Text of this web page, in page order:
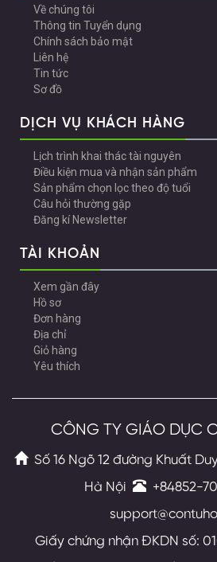
Về chúng tôi
Thông tin Tuyển dụng
Chính sách bảo mật
Liên hệ
Tin tức
Sơ đồ
DỊCH VỤ KHÁCH HÀNG
Lịch trình khai thác tài nguyên
Điều kiện mua và nhận sản phẩm
Sản phẩm chọn lọc theo độ tuổi
Câu hỏi thường gặp
Đăng kí Newsletter
TÀI KHOẢN
Xem gần đây
Hồ sơ
Đơn hàng
Địa chỉ
Giỏ hàng
Yêu thích
CÔNG TY GIÁO DỤC
Số 16 Ngõ 12 đường Khuất
Hà Nội
+84852-
Giấy chứng nhận ĐKDN số: